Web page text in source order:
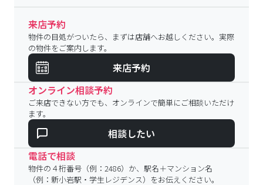
来店予約
物件の目処がついたら、まずは店舗へお越しください。実際
の物件をご案内します。
来店予約
オンライン相談予約
ご来店できない方でも、オンラインで簡単にご相談いただけ
ます。
相談したい
電話で相談
物件の４桁番号（例：2486）か、駅名＋マンション名
（例：新小岩駅・学生レジデンス）をお伝えください。